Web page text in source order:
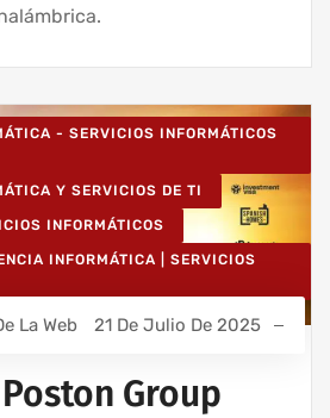
- SERVICIOS INFORMÁTICOS
Y SERVICIOS DE TI
INFORMÁTICOS
INFORMÁTICA | SERVICIOS
INFORMÁTICOS
La Web 21 De Julio De 2025
Group